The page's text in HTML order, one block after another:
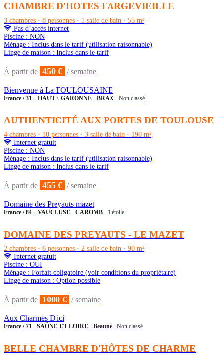
CHAMBRE D'HOTES FARGEVIEILLE
3 chambres · 8 personnes · 1 salle de bain · 55 m²
Pas d’accès internet
Piscine : NON
Ménage : Inclus dans le tarif (utilisation raisonnable)
Linge de maison : Inclus dans le tarif
À partir de 450 € / semaine
Bienvenue à La TOULOUSAINE
France / 31 – HAUTE-GARONNE - BRAX - Non classé
AUTHENTICITÉ AUX PORTES DE TOULOUSE
4 chambres · 10 personnes · 3 salle de bain · 190 m²
Internet gratuit
Piscine : NON
Ménage : Inclus dans le tarif (utilisation raisonnable)
Linge de maison : Inclus dans le tarif
À partir de 455 € / semaine
Domaine des Preyauts mazet
France / 84 – VAUCLUSE - CAROMB - 1 étoile
DOMAINE DES PREYAUTS - LE MAZET
2 chambres · 6 personnes · 2 salle de bain · 90 m²
Internet gratuit
Piscine : OUI
Ménage : Forfait obligatoire (voir conditions du propriétaire)
Linge de maison : Option possible
À partir de 1000 € / semaine
Aux Charmes D'ici
France / 71 - SAÔNE-ET-LOIRE - Beaune - Non classé
BELLE CHAMBRE D'HÔTES DE CHARME